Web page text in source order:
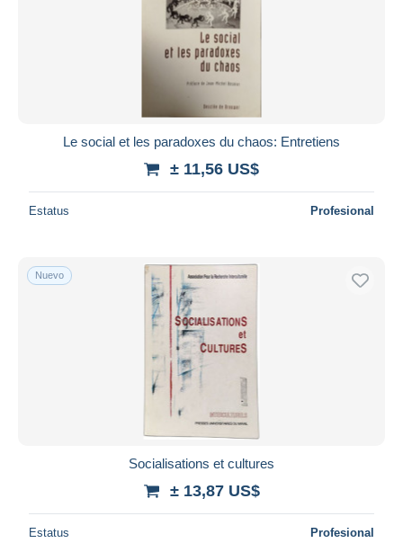
Le social et les paradoxes du chaos: Entretiens
± 11,56 US$
Estatus Profesional
Nuevo
Socialisations et cultures
± 13,87 US$
Estatus Profesional